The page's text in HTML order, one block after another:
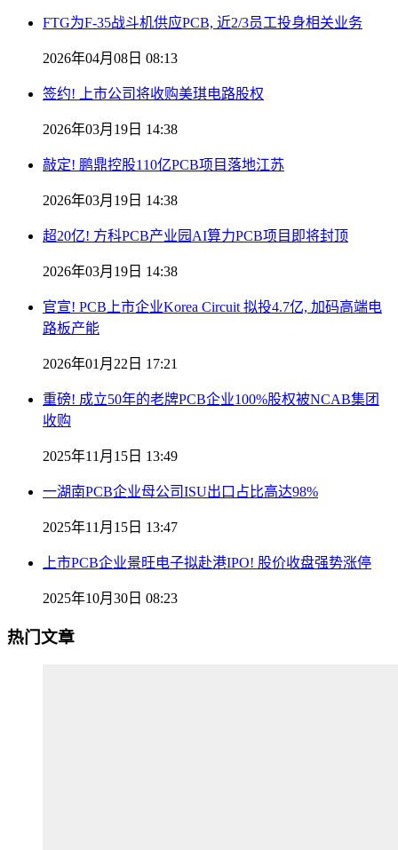
FTG为F-35战斗机供应PCB, 近2/3员工投身相关业务
2026年04月08日 08:13
签约! 上市公司将收购美琪电路股权
2026年03月19日 14:38
敲定! 鹏鼎控股110亿PCB项目落地江苏
2026年03月19日 14:38
超20亿! 方科PCB产业园AI算力PCB项目即将封顶
2026年03月19日 14:38
官宣! PCB上市企业Korea Circuit 拟投4.7亿, 加码高端电
路板产能
2026年01月22日 17:21
重磅! 成立50年的老牌PCB企业100%股权被NCAB集团
收购
2025年11月15日 13:49
一湖南PCB企业母公司ISU出口占比高达98%
2025年11月15日 13:47
上市PCB企业景旺电子拟赴港IPO! 股价收盘强势涨停
2025年10月30日 08:23
热门文章